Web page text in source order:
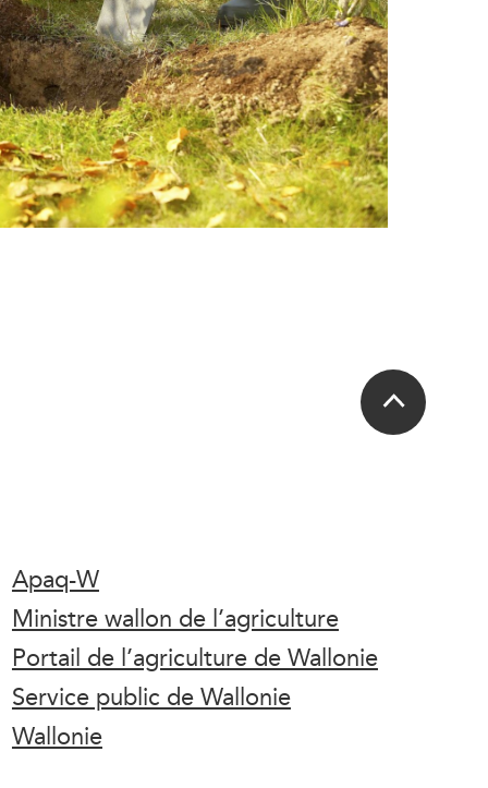
Apaq-W
Ministre wallon de l’agriculture
Portail de l’agriculture de Wallonie
Service public de Wallonie
Wallonie